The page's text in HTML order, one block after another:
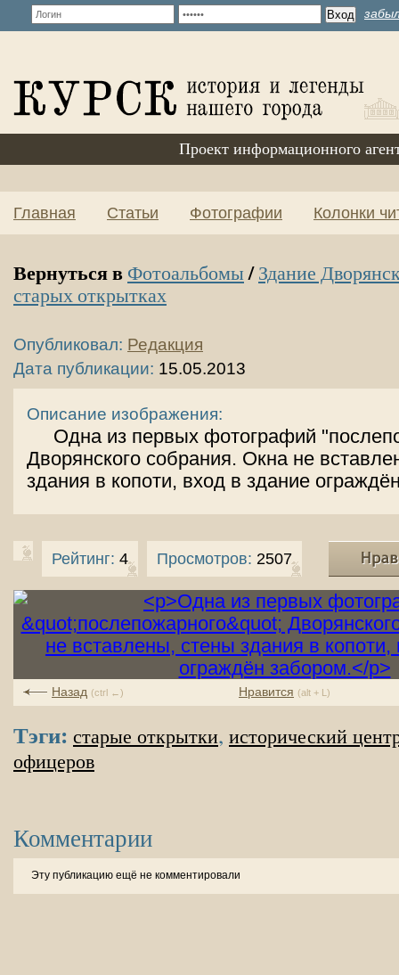
Проект информационного
Главная Статьи Фотографии Колонки
Вернуться в Фотоальбомы/Здание
старых открытках
Опубликовал: Редакция
Дата публикации: 15.05.2013
Описание изображения:
Одна из первых фотографий
Дворянского собрания. Окна не
здания в копоти, вход в здание
Рейтинг: 4 Просмотров: 2507
Нравится (alt + L)
Назад (ctrl ←)
Тэги: старые открытки, исторический
офицеров
Комментарии
Эту публикацию ещё не комментировали